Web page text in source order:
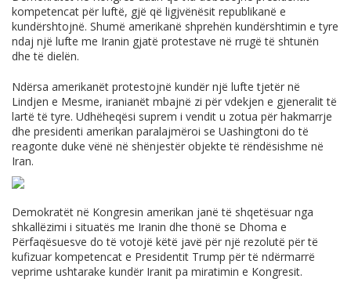
kompetencat për luftë, gjë që ligjvënësit republikanë e
kundërshtojnë. Shumë amerikanë shprehën kundërshtimin e tyre
ndaj një lufte me Iranin gjatë protestave në rrugë të shtunën
dhe të dielën.
Ndërsa amerikanët protestojnë kundër një lufte tjetër në
Lindjen e Mesme, iranianët mbajnë zi për vdekjen e gjeneralit të
lartë të tyre. Udhëheqësi suprem i vendit u zotua për hakmarrje
dhe presidenti amerikan paralajmëroi se Uashingtoni do të
reagonte duke vënë në shënjestër objekte të rëndësishme në
Iran.
Demokratët në Kongresin amerikan janë të shqetësuar nga
shkallëzimi i situatës me Iranin dhe thonë se Dhoma e
Përfaqësuesve do të votojë këtë javë për një rezolutë për të
kufizuar kompetencat e Presidentit Trump për të ndërmarrë
veprime ushtarake kundër Iranit pa miratimin e Kongresit.